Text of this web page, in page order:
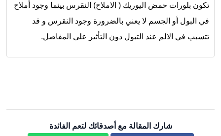
تكون بلورات حمض اليوريك ( الاملاح) النقرس بينما وجود أملاح
في البول أو الجسم لا يعني بالضرورة وجود النقرس و قد
تتسبب في الالم عند التبول دون التأثير على المفاصل.
شارك المقالة مع أصدقائك لتعم الفائدة